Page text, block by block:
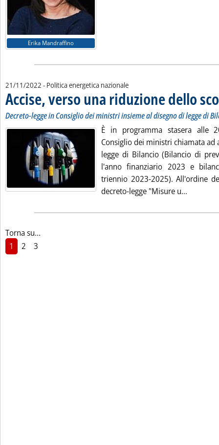
Erika Mandraffino
21/11/2022 - Politica energetica nazionale
Accise, verso una riduzione dello
Decreto-legge in Consiglio dei ministri insieme al disegno di legge di
È in programma stasera alle
Consiglio dei ministri chiamata ad
legge di Bilancio (Bilancio di
l'anno finanziario 2023 e
triennio 2023-2025). All'ordine
decreto-legge "Misure u...
Torna su...
1
2 3